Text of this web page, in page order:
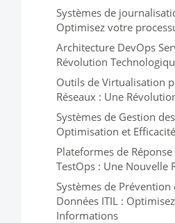
Systèmes de
Optimisez votre
Architecture DevOps
Révolution
Outils de Virtualisation
Réseaux : Une
Systèmes de Gestion
Optimisation et Efficacité
Plateformes de
TestOps : Une Nouvelle
Systèmes de Prévention
Données ITIL :
Informations